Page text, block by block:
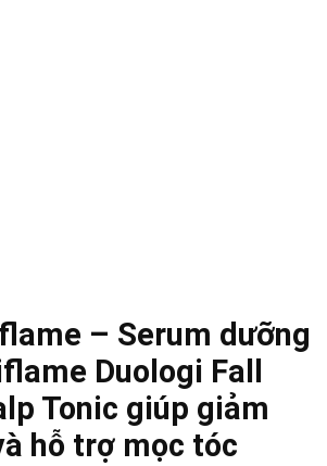
– Serum dưỡng
Duologi Fall
Tonic giúp giảm
hỗ trợ mọc tóc